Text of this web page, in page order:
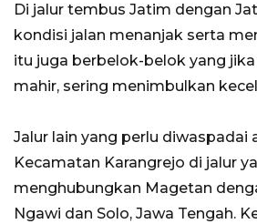
Di jalur tembus Jatim dengan
kondisi jalan menanjak serta
itu juga berbelok-belok yang
mahir, sering menimbulkan
Jalur lain yang perlu diwaspadai
Kecamatan Karangrejo di jalur
menghubungkan Magetan
Ngawi dan Solo, Jawa Tengah.